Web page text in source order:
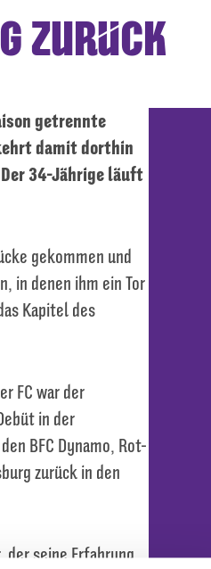
ZURÜCK
getrennte
damit dorthin
34-Jährige läuft
gekommen und
in denen ihm ein Tor
Kapitel des
FC war der
in der
BFC Dynamo, Rot-
zurück in den
der seine Erfahrung